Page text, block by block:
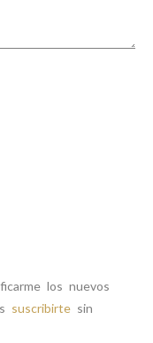
los nuevos
suscribirte sin